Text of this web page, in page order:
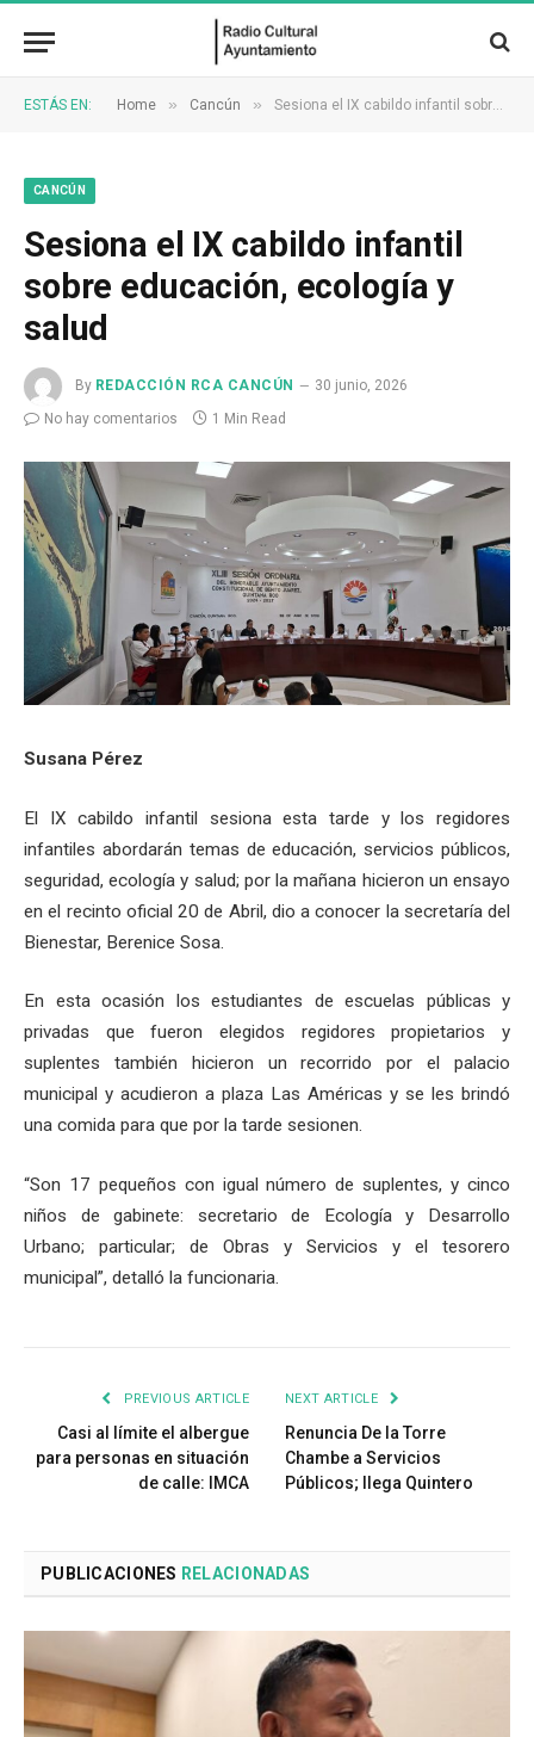
ESTÁS EN: Home » Cancún » Sesiona el IX cabildo infantil sobre educación, ecología y salud
CANCÚN
Sesiona el IX cabildo infantil
sobre educación, ecología y
salud
By REDACCIÓN RCA CANCÚN
30 junio, 2026
No hay comentarios
1 Min Read
Susana Pérez
El IX cabildo infantil sesiona esta tarde y los regidores
infantiles abordarán temas de educación, servicios públicos,
seguridad, ecología y salud; por la mañana hicieron un ensayo
en el recinto oficial 20 de Abril, dio a conocer la secretaría del
Bienestar, Berenice Sosa.
En esta ocasión los estudiantes de escuelas públicas y
privadas que fueron elegidos regidores propietarios y
suplentes también hicieron un recorrido por el palacio
municipal y acudieron a plaza Las Américas y se les brindó
una comida para que por la tarde sesionen.
“Son 17 pequeños con igual número de suplentes, y cinco
niños de gabinete: secretario de Ecología y Desarrollo
Urbano; particular; de Obras y Servicios y el tesorero
municipal”, detalló la funcionaria.
PREVIOUS ARTICLE
Casi al límite el albergue
para personas en situación
de calle: IMCA
NEXT ARTICLE
Renuncia De la Torre
Chambe a Servicios
Públicos; llega Quintero
PUBLICACIONES RELACIONADAS